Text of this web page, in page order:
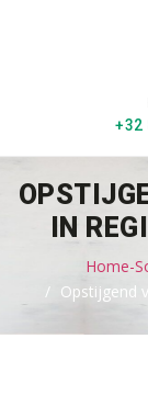
+32
IN
Home-
Opstijgend